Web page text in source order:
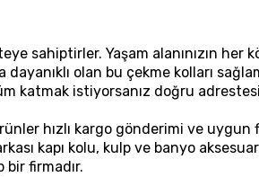
sahiptirler. Yaşam alanınızın her
olan bu çekme kolları
katmak istiyorsanız doğru
hızlı kargo gönderimi ve
kapı kolu, kulp ve banyo
firmadır.